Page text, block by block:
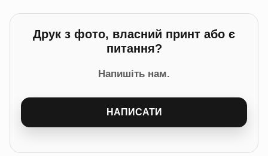
Друк з фото, власний принт або є
питання?
Напишіть нам.
НАПИСАТИ